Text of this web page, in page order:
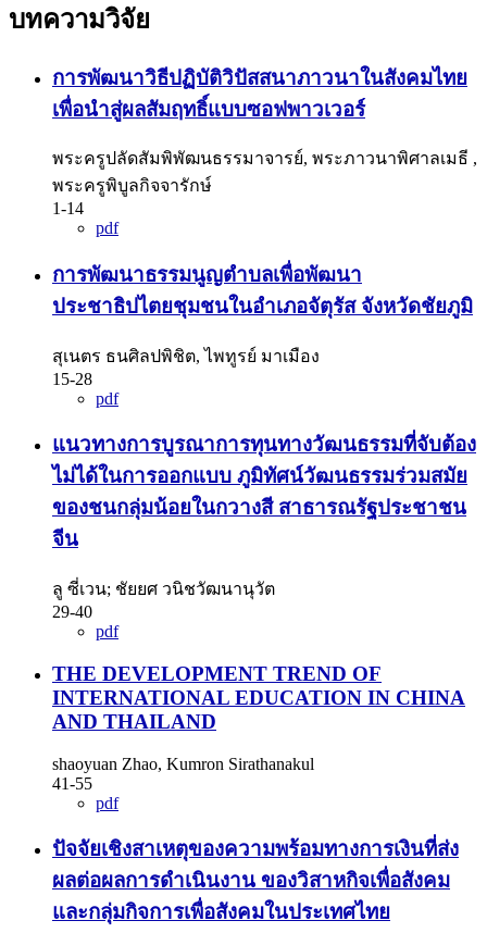
บทความวิจัย
การพัฒนาวิธีปฏิบัติวิปัสสนาภาวนาในสังคมไทย
เพื่อนำสู่ผลสัมฤทธิ์แบบซอฟพาวเวอร์
พระครูปลัดสัมพิพัฒนธรรมาจารย์, พระภาวนาพิศาลเมธี ,
พระครูพิบูลกิจจารักษ์
1-14
pdf
การพัฒนาธรรมนูญตําบลเพื่อพัฒนา
ประชาธิปไตยชุมชนในอําเภอจัตุรัส จังหวัดชัยภูมิ
สุเนตร ธนศิลปพิชิต, ไพทูรย์ มาเมือง
15-28
pdf
แนวทางการบูรณาการทุนทางวัฒนธรรมที่จับต้อง
ไม่ได้ในการออกแบบ ภูมิทัศน์วัฒนธรรมร่วมสมัย
ของชนกลุ่มน้อยในกวางสี สาธารณรัฐประชาชน
จีน
ลู ซี่เวน; ชัยยศ วนิชวัฒนานุวัต
29-40
pdf
THE DEVELOPMENT TREND OF
INTERNATIONAL EDUCATION IN CHINA
AND THAILAND
shaoyuan Zhao, Kumron Sirathanakul
41-55
pdf
ปัจจัยเชิงสาเหตุของความพร้อมทางการเงินที่ส่ง
ผลต่อผลการดำเนินงาน ของวิสาหกิจเพื่อสังคม
และกลุ่มกิจการเพื่อสังคมในประเทศไทย